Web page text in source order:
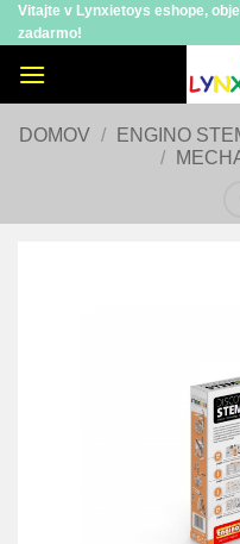
Skip
to
content
Vitajte v Lynxietoys eshope,
zadarmo!
DOMOV /
ENGINO
/